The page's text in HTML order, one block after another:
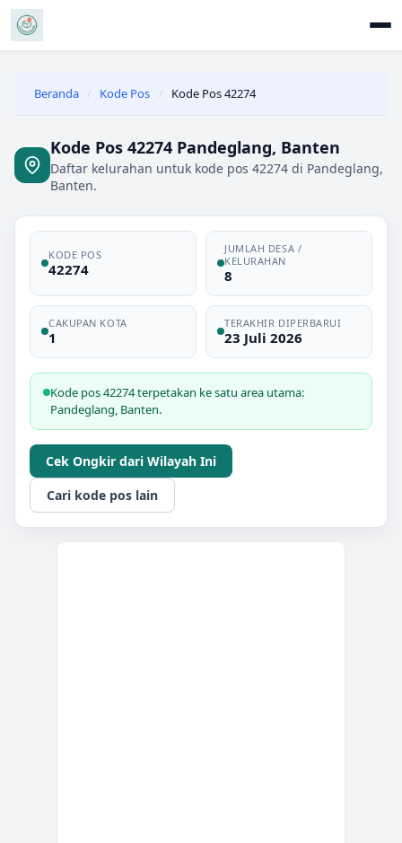
Beranda / Kode Pos / Kode Pos 42274
Kode Pos 42274 Pandeglang, Banten
Daftar kelurahan untuk kode pos 42274 di Pandeglang,
Banten.
KODE POS
42274
JUMLAH DESA /
KELURAHAN
8
CAKUPAN KOTA
1
TERAKHIR DIPERBARUI
23 Juli 2026
Kode pos 42274 terpetakan ke satu area utama:
Pandeglang, Banten.
Cek Ongkir dari Wilayah Ini
Cari kode pos lain